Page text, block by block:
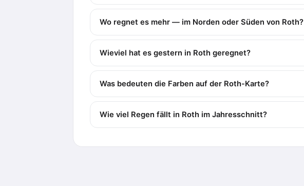
Wo regnet es mehr — im Norden oder Süden von Roth?
Wieviel hat es gestern in Roth geregnet?
Was bedeuten die Farben auf der Roth-Karte?
Wie viel Regen fällt in Roth im Jahresschnitt?